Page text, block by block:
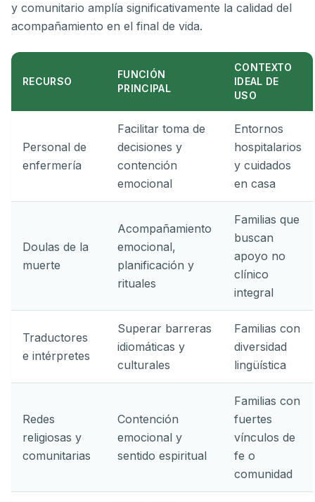
y comunitario amplía significativamente la calidad del
acompañamiento en el final de vida.
RECURSO
FUNCIÓN
PRINCIPAL
CONTEXTO
IDEAL DE
USO
Personal de
enfermería
Facilitar toma de
decisiones y
contención
emocional
Entornos
hospitalarios
y cuidados
en casa
Doulas de la
muerte
Acompañamiento
emocional,
planificación y
rituales
Familias que
buscan
apoyo no
clínico
integral
Traductores
e intérpretes
Superar barreras
idiomáticas y
culturales
Familias con
diversidad
lingüística
Redes
religiosas y
comunitarias
Contención
emocional y
sentido espiritual
Familias con
fuertes
vínculos de
fe o
comunidad